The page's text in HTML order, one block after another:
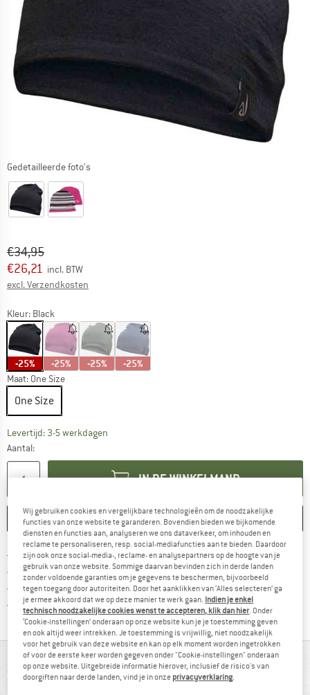
Gedetailleerde foto's
Oorspronkelijke prijs :
€34,95
Prijs:
€26,21 incl. BTW
excl. Verzendkosten
Kleur: Black
-25% -25% -25% -25%
Maat: One Size
One Size
Levertijd: 3-5 werkdagen
Aantal:
IN DE WINKELMAND
ONTHOUDEN VERGELIJKEN
Gratis verzending vanaf € 69 (NL)Vind hier de
100 dagen bedenktijdVind de betalingsinformatie hier!
> 4.000.000 tevreden klanten
Alle artikelen in voorraad
IN EEN OOGOPSLAG
Wij gebruiken cookies en vergelijkbare technologieën om de noodzakelijke
functies van onze website te garanderen. Bovendien bieden we bijkomende
diensten en functies aan, analyseren we ons dataverkeer, om inhouden en
reclame te personaliseren, resp. social-mediafuncties aan te bieden. Daardoor
zijn ook onze social-media-, reclame- en analysepartners op de hoogte van je
gebruik van onze website. Sommige daarvan bevinden zich in derde landen
zonder voldoende garanties om je gegevens te beschermen, bijvoorbeeld
tegen toegang door autoriteiten. Door het aanklikken van ‘Alles selecteren’ ga
je ermee akkoord dat we op deze manier te werk gaan. Indien je enkel
technisch noodzakelijke cookies wenst te accepteren, klik dan hier. Onder
‘Cookie-instellingen’ onderaan op onze website kun je je toestemming geven
en ook altijd weer intrekken. Je toestemming is vrijwillig, niet noodzakelijk
voor het gebruik van deze website en kan op elk moment worden ingetrokken
of voor de eerste keer worden gegeven onder "Cookie-instellingen" onderaan
op onze website. Uitgebreide informatie hierover, inclusief de risico's van
doorgiften naar derde landen, vind je in onze privacyverklaring.